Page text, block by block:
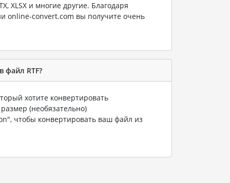
XLSX и многие другие. Благодаря
online-convert.com вы получите очень
файл RTF?
хотите конвертировать
(необязательно)
чтобы конвертировать ваш файл из